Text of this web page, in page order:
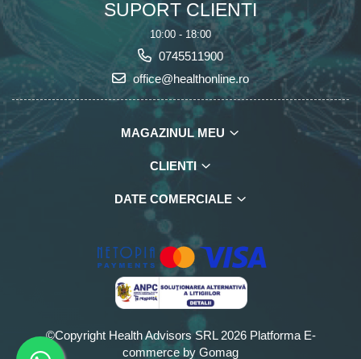
SUPORT CLIENTI
10:00 - 18:00
0745511900
office@healthonline.ro
MAGAZINUL MEU
CLIENTI
DATE COMERCIALE
©Copyright Health Advisors SRL 2026 Platforma E-
commerce by Gomag